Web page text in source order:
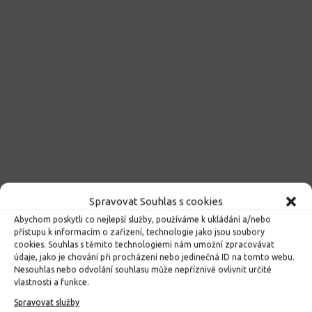
Spravovat Souhlas s cookies
Abychom poskytli co nejlepší služby, používáme k ukládání a/nebo
přístupu k informacím o zařízení, technologie jako jsou soubory
cookies. Souhlas s těmito technologiemi nám umožní zpracovávat
údaje, jako je chování při procházení nebo jedinečná ID na tomto webu.
Nesouhlas nebo odvolání souhlasu může nepříznivě ovlivnit určité
vlastnosti a funkce.
Spravovat služby